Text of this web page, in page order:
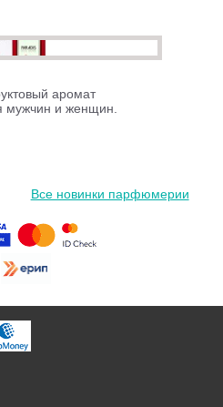
аромат
мужчин и женщин.
Все новинки парфюмерии